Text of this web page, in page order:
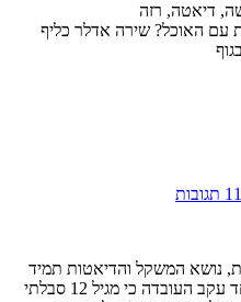
דיאטה, רזה
עם האוכל? שירה אדלר כליף
11 תגובות
שלמדה בכיתה עם עוד 30 בנות, נושא המשקל והדיאטות תמיד
העסיק אותנו. אותי הוא העסיק במיוחד עקב העובדה כי מגיל 12 סבלתי